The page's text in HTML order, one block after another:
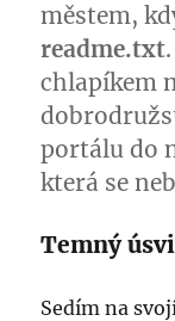
městem,
readme.txt
chlapíkem
portálu do
která se
Temný
Sedím na